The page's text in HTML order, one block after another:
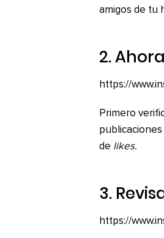
amigos de tu
2.
https://
Primero
de likes.
3.
https://